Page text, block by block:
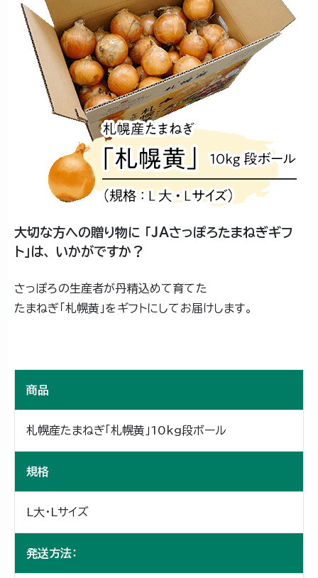
大切な方への贈り物に
「JAさっぽろたまねぎギフ
ト」は、
いかがですか？
さっぽろの生産者が丹精込めて育てた
たまねぎ「札幌黄」をギフトにしてお届けします。
商品
札幌産たまねぎ「札幌黄」10kg段ボール
規格
L大・Lサイズ
発送方法：